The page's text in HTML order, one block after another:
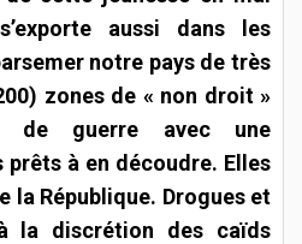
aussi dans les
notre pays de très
zones de « non droit »
de guerre avec une
prêts à en découdre. Elles
la République. Drogues et
la discrétion des caïds